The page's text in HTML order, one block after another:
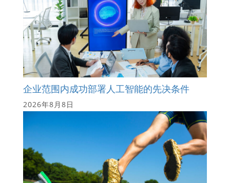
企业范围内成功部署人工智能的先决条件
2026年8月8日